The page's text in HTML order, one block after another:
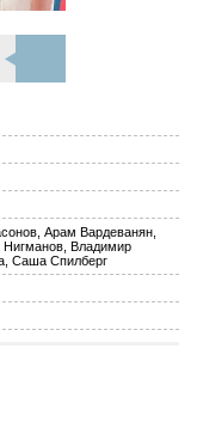
ком.
Арам Вардеванян,
Владимир
Саша Спилберг